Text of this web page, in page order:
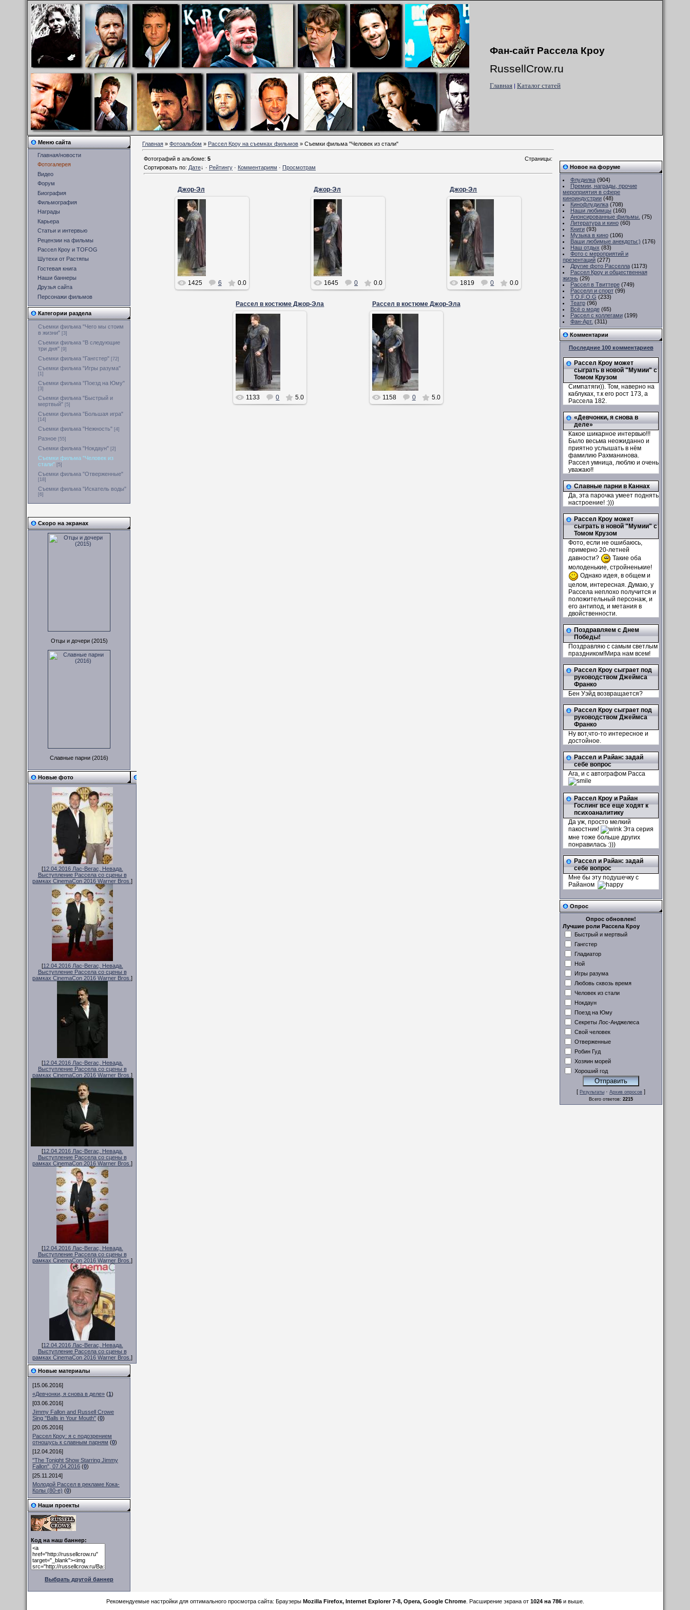
Фан-сайт Рассела Кроу
RussellCrow.ru
Главная | Каталог статей
Меню сайта
Главная/новости
Фотогалерея
Видео
Форум
Биография
Фильмография
Награды
Карьера
Статьи и интервью
Рецензии на фильмы
Рассел Кроу и TOFOG
Шутехи от Растяпы
Гостевая книга
Наши баннеры
Друзья сайта
Персонажи фильмов
Категории раздела
Съемки фильма "Чего мы стоим
в жизни" [3]
Съемки фильма "В следующие
три дня" [9]
Съемки фильма "Гангстер" [72]
Съемки фильма "Игры разума"
[1]
Съемки фильма "Поезд на Юму"
[3]
Съемки фильма "Быстрый и
мертвый" [5]
Съемки фильма "Большая игра"
[14]
Съемки фильма "Нежность" [4]
Разное [55]
Съемки фильма "Нокдаун" [2]
Съемки фильма "Человек из
стали" [5]
Съемки фильма "Отверженные"
[18]
Съемки фильма "Искатель воды"
[6]
Скоро на экранах
Отцы и дочери (2015)
Славные парни (2016)
Новые фото
[12.04.2016 Лас-Вегас, Невада.
Выступление Рассела со сцены в
рамках CinemaCon 2016 Warner Bros. ]
[12.04.2016 Лас-Вегас, Невада.
Выступление Рассела со сцены в
рамках CinemaCon 2016 Warner Bros. ]
[12.04.2016 Лас-Вегас, Невада.
Выступление Рассела со сцены в
рамках CinemaCon 2016 Warner Bros. ]
[12.04.2016 Лас-Вегас, Невада.
Выступление Рассела со сцены в
рамках CinemaCon 2016 Warner Bros. ]
[12.04.2016 Лас-Вегас, Невада.
Выступление Рассела со сцены в
рамках CinemaCon 2016 Warner Bros. ]
[12.04.2016 Лас-Вегас, Невада.
Выступление Рассела со сцены в
рамках CinemaCon 2016 Warner Bros. ]
Новые материалы
[15.06.2016]
«Девчонки, я снова в деле» (1)
[03.06.2016]
Jimmy Fallon and Russell Crowe
Sing "Balls in Your Mouth" (0)
[20.05.2016]
Рассел Кроу: я с подозрением
отношусь к славным парням (0)
[12.04.2016]
"The Tonight Show Starring Jimmy
Fallon", 07.04.2016 (0)
[25.11.2014]
Молодой Рассел в рекламе Кока-
Колы (80-е) (0)
Наши проекты
Код на наш баннер:
Выбрать другой баннер
Главная»Фотоальбом»Рассел Кроу на съемках фильмов» Съемки фильма "Человек из стали"
Фотографий в альбоме:5 Страницы:
Сортировать по:Дате↓·Рейтингу·Комментариям·Просмотрам
Джор-Эл
05.10.2011
Лекс
1425 6 0.0
Джор-Эл
05.10.2011
Лекс
1645 0 0.0
Джор-Эл
05.10.2011
Лекс
1819 0 0.0
Рассел в костюме Джор-Эла
05.10.2011
Лекс
1133 0 5.0
Рассел в костюме Джор-Эла
05.10.2011
Лекс
1158 0 5.0
Новое на форуме
Флудилка (904)
Премии, награды, прочие
мероприятия в сфере
киноиндустрии (48)
Кинофлудилка (708)
Наши любимцы (160)
Анонсированные фильмы. (75)
Литература и кино (60)
Книги (93)
Музыка в кино (106)
Ваши любимые анекдоты:) (176)
Наш отдых (83)
Фото с мероприятий и
презентаций (277)
Другие фото Расселла (1173)
Рассел Кроу и общественная
жизнь (29)
Рассел в Твиттере (749)
Расселл и спорт (99)
T.O.F.O.G (233)
Театр (96)
Всё о моде (65)
Рассел с коллегами (199)
Фан-Арт. (311)
Комментарии
Последние 100 комментариев
Рассел Кроу может
сыграть в новой "Мумии" с
Томом Крузом
Симпатяги)). Том, наверно на
каблуках, т.к его рост 173, а
Рассела 182.
«Девчонки, я снова в
деле»
Какое шикарное интервью!!!
Было весьма неожиданно и
приятно услышать в нём
фамилию Рахманинова.
Рассел умница, люблю и очень
уважаю!!
Славные парни в Каннах
Да, эта парочка умеет поднять
настроение! :)))
Рассел Кроу может
сыграть в новой "Мумии" с
Томом Крузом
Фото, если не ошибаюсь,
примерно 20-летней
давности?
Такие оба
молоденькие, стройненькие!
Однако идея, в общем и
целом, интересная. Думаю, у
Рассела неплохо получится и
положительный персонаж, и
его антипод, и метания в
двойственности.
Поздравляем с Днем
Победы!
Поздравляю с самым светлым
праздником!Мира нам всем!
Рассел Кроу сыграет под
руководством Джеймса
Франко
Бен Уэйд возвращается?
Рассел Кроу сыграет под
руководством Джеймса
Франко
Ну вот,что-то интересное и
достойное.
Рассел и Райан: задай
себе вопрос
Ага, и с автографом Расса
Рассел Кроу и Райан
Гослинг все еще ходят к
психоаналитику
Да уж, просто мелкий
пакостник!
Эта серия
мне тоже больше других
понравилась :)))
Рассел и Райан: задай
себе вопрос
Мне бы эту подушечку с
Райаном
Опрос
Опрос обновлен!
Лучшие роли Рассела Кроу
Быстрый и мертвый
Гангстер
Гладиатор
Ной
Игры разума
Любовь сквозь время
Человек из стали
Нокдаун
Поезд на Юму
Секреты Лос-Анджелеса
Свой человек
Отверженные
Робин Гуд
Хозяин морей
Хороший год
[ Результаты · Архив опросов ]
Всего ответов: 2215
Рекомендуемые настройки для оптимального просмотра сайта: Браузеры Mozilla Firefox, Internet Explorer 7-8, Opera, Google Chrome. Расширение экрана от 1024 на 786и выше.